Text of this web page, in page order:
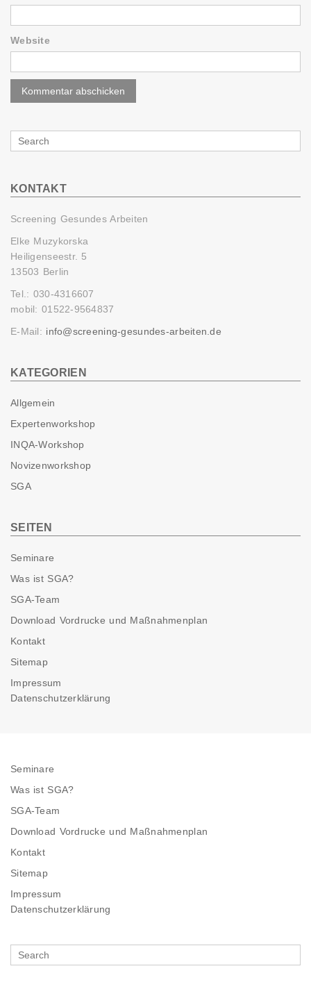
Website
Search
for
KONTAKT
Screening Gesundes Arbeiten
Elke Muzykorska
Heiligenseestr. 5
13503 Berlin
Tel.: 030-4316607
mobil: 01522-9564837
E-Mail: info@screening-gesundes-arbeiten.de
KATEGORIEN
Allgemein
Expertenworkshop
INQA-Workshop
Novizenworkshop
SGA
SEITEN
Seminare
Was ist SGA?
SGA-Team
Download Vordrucke und Maßnahmenplan
Kontakt
Sitemap
Impressum
Datenschutzerklärung
Seminare
Was ist SGA?
SGA-Team
Download Vordrucke und Maßnahmenplan
Kontakt
Sitemap
Impressum
Datenschutzerklärung
Search
for